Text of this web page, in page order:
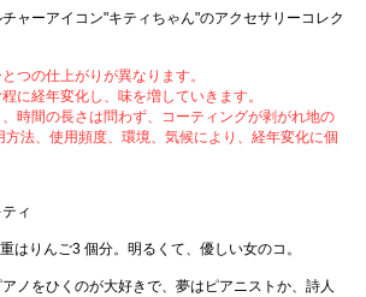
ャーアイコン"キティちゃん"のアクセサリーコレク
つの仕上がりが異なります。
に経年変化し、味を増していきます。
時間の長さは問わず、コーティングが剥がれ地の
方法、使用頻度、環境、気候により、経年変化に個
ィ
はりんご3 個分。明るくて、優しい女のコ。
ノをひくのが大好きで、夢はピアニストか、詩人